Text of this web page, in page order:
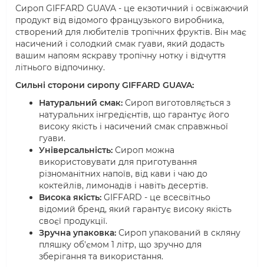
Сироп GIFFARD GUAVA - це екзотичний і освіжаючий
продукт від відомого французького виробника,
створений для любителів тропічних фруктів. Він має
насичений і солодкий смак гуави, який додасть
вашим напоям яскраву тропічну нотку і відчуття
літнього відпочинку.
Сильні сторони сиропу GIFFARD GUAVA:
Натуральний смак: Сироп виготовляється з
натуральних інгредієнтів, що гарантує його
високу якість і насичений смак справжньої
гуави.
Універсальність: Сироп можна
використовувати для приготування
різноманітних напоїв, від кави і чаю до
коктейлів, лимонадів і навіть десертів.
Висока якість: GIFFARD - це всесвітньо
відомий бренд, який гарантує високу якість
своєї продукції.
Зручна упаковка: Сироп упакований в скляну
пляшку об'ємом 1 літр, що зручно для
зберігання та використання.